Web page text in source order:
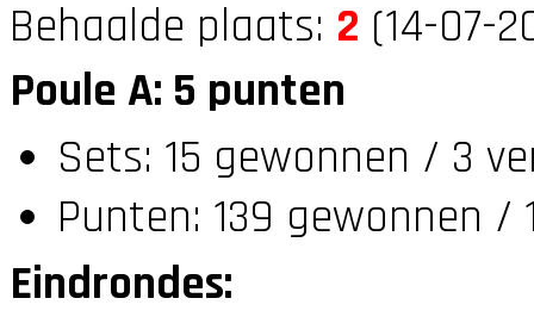
Behaalde plaats: 2 (14-07-
Poule A: 5 punten
Sets: 15 gewonnen / 3
Punten: 139 gewonnen /
Eindrondes: